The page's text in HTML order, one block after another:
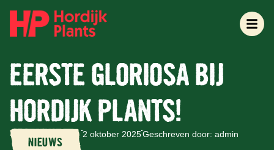
EERSTE GLORIOSA BIJ
HORDIJK PLANTS!
NIEUWS
2 oktober 2025Geschreven door: admin